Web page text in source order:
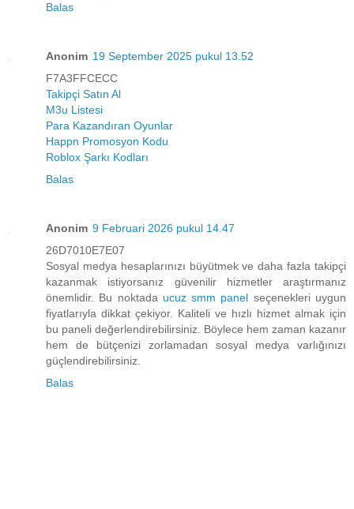
Balas
Anonim 19 September 2025 pukul 13.52
F7A3FFCECC
Takipçi Satın Al
M3u Listesi
Para Kazandıran Oyunlar
Happn Promosyon Kodu
Roblox Şarkı Kodları
Balas
Anonim 9 Februari 2026 pukul 14.47
26D7010E7E07
Sosyal medya hesaplarınızı büyütmek ve daha fazla takipçi
kazanmak istiyorsanız güvenilir hizmetler araştırmanız
önemlidir. Bu noktada ucuz smm panel seçenekleri uygun
fiyatlarıyla dikkat çekiyor. Kaliteli ve hızlı hizmet almak için
bu paneli değerlendirebilirsiniz. Böylece hem zaman kazanır
hem de bütçenizi zorlamadan sosyal medya varlığınızı
güçlendirebilirsiniz.
Balas